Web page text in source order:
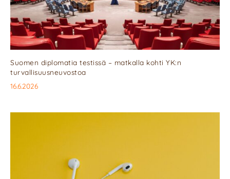
Suomen diplomatia testissä – matkalla kohti YK:n
turvallisuusneuvostoa
16.6.2026